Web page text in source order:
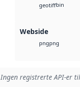
geotiffbin
Webside
pngpng
Ingen registrerte API-er